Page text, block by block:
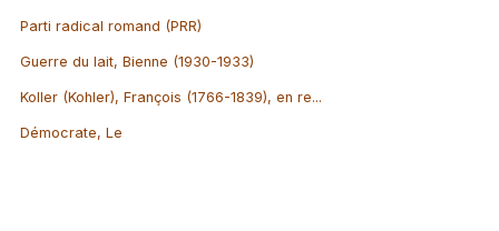
Parti radical romand (PRR)
Guerre du lait, Bienne (1930-1933)
Koller (Kohler), François (1766-1839), en re...
Démocrate, Le